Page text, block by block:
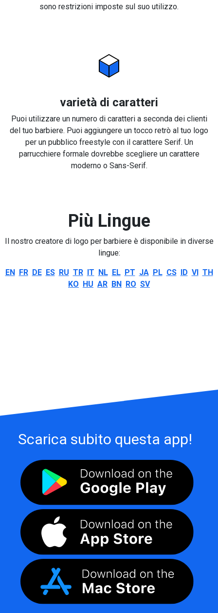
sono restrizioni imposte sul suo utilizzo.
varietà di caratteri
Puoi utilizzare un numero di caratteri a seconda dei clienti
del tuo barbiere. Puoi aggiungere un tocco retrò al tuo logo
per un pubblico freestyle con il carattere Serif. Un
parrucchiere formale dovrebbe scegliere un carattere
moderno o Sans-Serif.
Più Lingue
Il nostro creatore di logo per barbiere è disponibile in diverse
lingue:
EN FR DE ES RU TR IT NL EL PT JA PL CS ID VI TH
KO HU AR BN RO SV
Scarica subito questa app!